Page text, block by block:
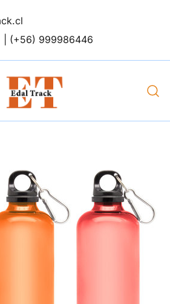
| (+56) 999986446
Edaltrack
Merchandising